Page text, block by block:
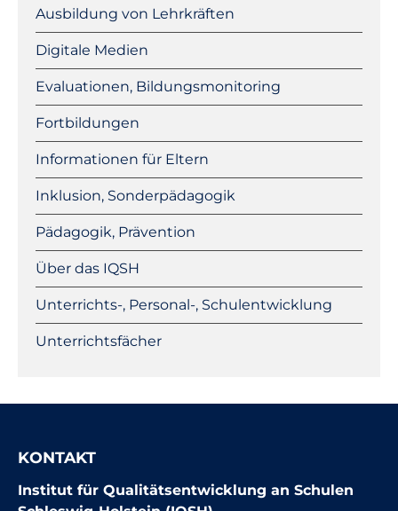
Ausbildung von Lehrkräften
Digitale Medien
Evaluationen, Bildungsmonitoring
Fortbildungen
Informationen für Eltern
Inklusion, Sonderpädagogik
Pädagogik, Prävention
Über das IQSH
Unterrichts-, Personal-, Schulentwicklung
Unterrichtsfächer
KONTAKT
Institut für Qualitätsentwicklung an Schulen